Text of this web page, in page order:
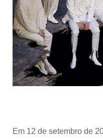
Em 12 de setembro de